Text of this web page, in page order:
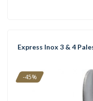
Express Inox 3 & 4
-45%